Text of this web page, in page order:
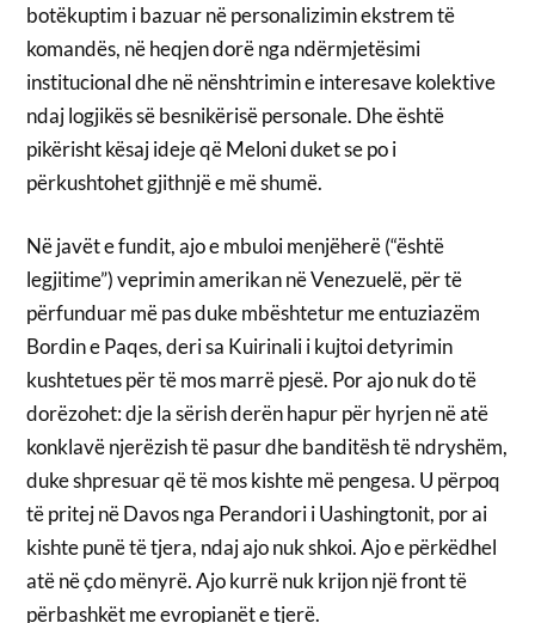
botëkuptim i bazuar në personalizimin ekstrem të
komandës, në heqjen dorë nga ndërmjetësimi
institucional dhe në nënshtrimin e interesave kolektive
ndaj logjikës së besnikërisë personale. Dhe është
pikërisht kësaj ideje që Meloni duket se po i
përkushtohet gjithnjë e më shumë.
Në javët e fundit, ajo e mbuloi menjëherë (“është
legjitime”) veprimin amerikan në Venezuelë, për të
përfunduar më pas duke mbështetur me entuziazëm
Bordin e Paqes, deri sa Kuirinali i kujtoi detyrimin
kushtetues për të mos marrë pjesë. Por ajo nuk do të
dorëzohet: dje la sërish derën hapur për hyrjen në atë
konklavë njerëzish të pasur dhe banditësh të ndryshëm,
duke shpresuar që të mos kishte më pengesa. U përpoq
të pritej në Davos nga Perandori i Uashingtonit, por ai
kishte punë të tjera, ndaj ajo nuk shkoi. Ajo e përkëdhel
atë në çdo mënyrë. Ajo kurrë nuk krijon një front të
përbashkët me evropianët e tjerë.